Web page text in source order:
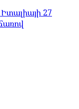
27